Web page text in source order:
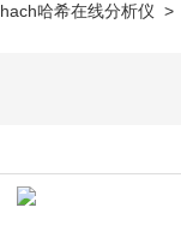
hach哈希在线分析仪